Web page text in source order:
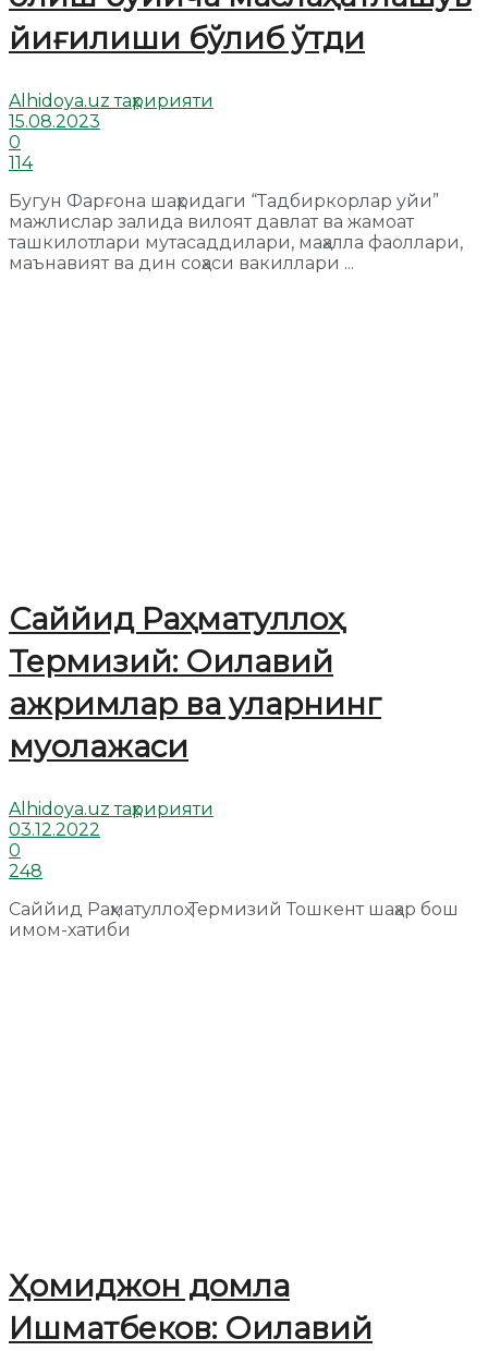
йиғилиши бўлиб ўтди
Alhidoya.uz таҳририяти
15.08.2023
0
114
Бугун Фарғона шаҳридаги “Тадбиркорлар уйи”
мажлислар залида вилоят давлат ва жамоат
ташкилотлари мутасаддилари, маҳалла фаоллари,
маънавият ва дин соҳаси вакиллари ...
Саййид Раҳматуллоҳ
Термизий: Оилавий
ажримлар ва уларнинг
муолажаси
Alhidoya.uz таҳририяти
03.12.2022
0
248
Саййид Раҳматуллоҳ Термизий Тошкент шаҳар бош
имом-хатиби
Ҳомиджон домла
Ишматбеков: Оилавий